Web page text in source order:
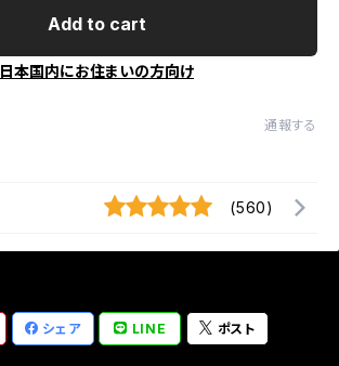
Add to cart
日本国内にお住まいの方向け
通報する
(560)
シェア LINE ポスト